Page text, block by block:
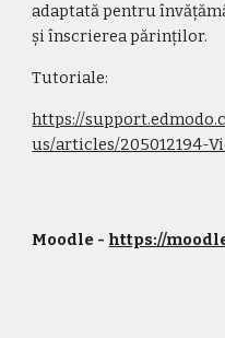
adaptată pentru
și înscrierea părinților.
Tutoriale:
https://
us/articles/205012194-
Moodle - https://